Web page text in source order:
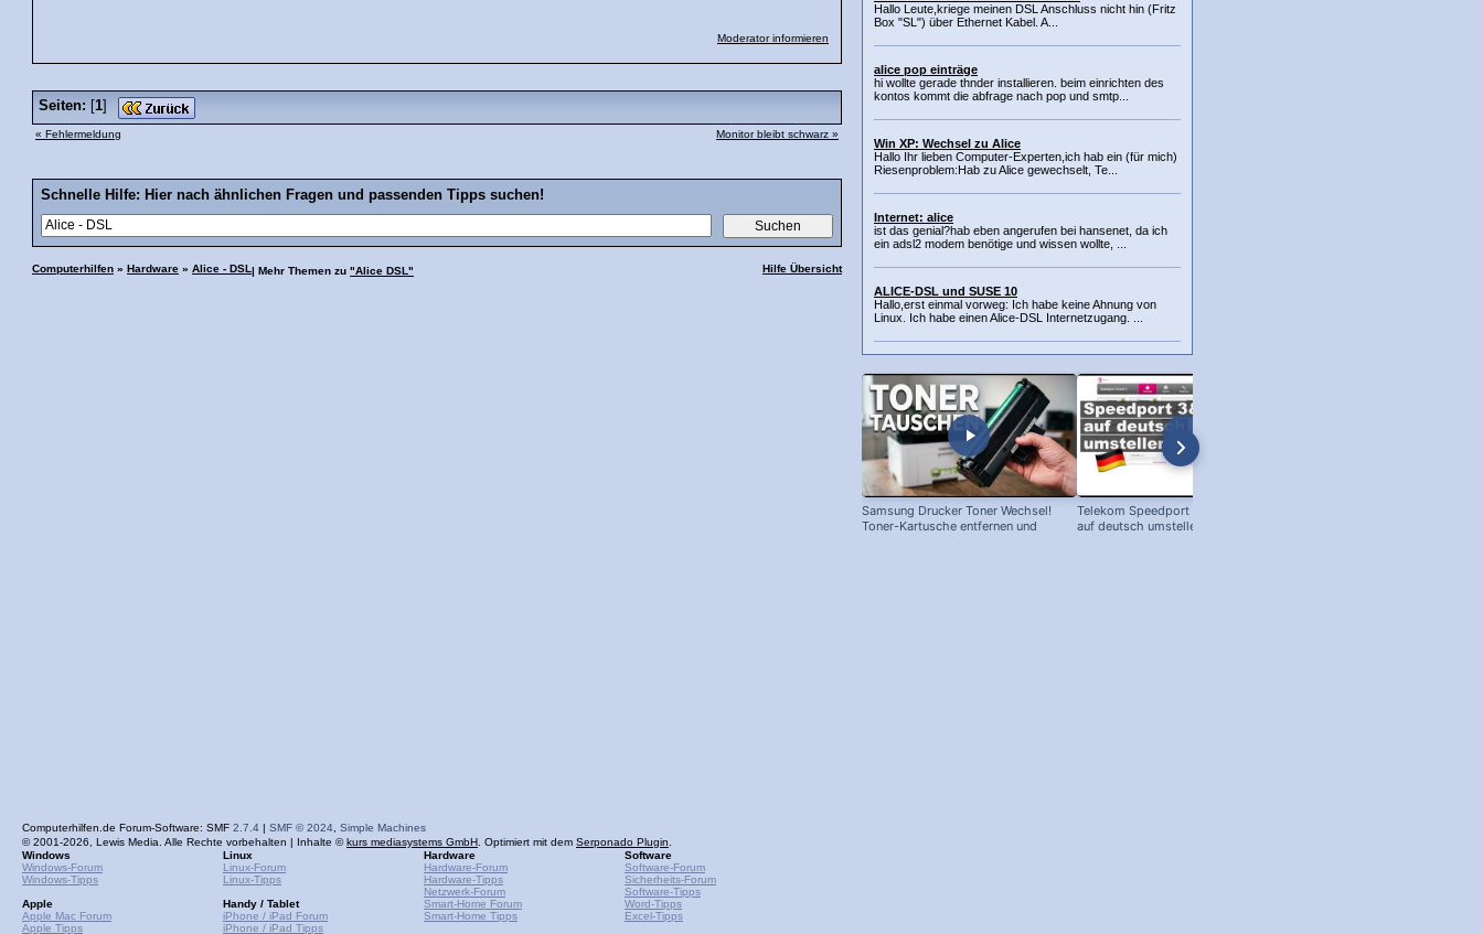
Moderator informieren
Seiten: [1]
« Fehlermeldung Monitor bleibt schwarz »
Schnelle Hilfe: Hier nach ähnlichen Fragen und passenden Tipps suchen!
Computerhilfen » Hardware » Alice - DSL Hilfe Übersicht
| Mehr Themen zu "Alice DSL"
Hallo Leute,kriege meinen DSL Anschluss nicht hin (Fritz
Box "SL") über Ethernet Kabel. A...
alice pop einträge
hi wollte gerade thnder installieren. beim einrichten des
kontos kommt die abfrage nach pop und smtp...
Win XP: Wechsel zu Alice
Hallo Ihr lieben Computer-Experten,ich hab ein (für mich)
Riesenproblem:Hab zu Alice gewechselt, Te...
Internet: alice
ist das genial?hab eben angerufen bei hansenet, da ich
ein adsl2 modem benötige und wissen wollte, ...
ALICE-DSL und SUSE 10
Hallo,erst einmal vorweg: Ich habe keine Ahnung von
Linux. Ich habe einen Alice-DSL Internetzugang. ...
Samsung Drucker Toner Wechsel!
Toner-Kartusche entfernen und
Telekom Speedport Router: Sprache
auf deutsch umstellen!
Computerhilfen.de Forum-Software: SMF 2.7.4 | SMF © 2024 Simple Machines
© 2001-2026, Lewis Media. Alle Rechte vorbehalten | Inhalte ©kurs mediasystems GmbH . Optimiert mit dem Serponado Plugin
Windows
Windows-Forum
Windows-Tipps
Apple
Apple Mac Forum
Apple Tipps
Linux
Linux-Forum
Linux-Tipps
Handy / Tablet
iPhone / iPad Forum
iPhone / iPad Tipps
Hardware
Hardware-Forum
Hardware-Tipps
Netzwerk-Forum
Smart-Home Forum
Smart-Home Tipps
Software
Software-Forum
Sicherheits-Forum
Software-Tipps
Word-Tipps
Excel-Tipps